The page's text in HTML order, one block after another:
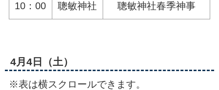
10：00 聰敏神社 聰敏神社春季神事
4月4日（土）
※表は横スクロールできます。